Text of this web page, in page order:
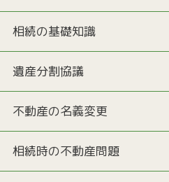
相続の基礎知識
遺産分割協議
不動産の名義変更
相続時の不動産問題